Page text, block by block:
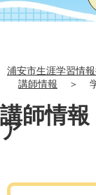
浦安市生涯学習情
講師情報
＞
講師情
ア